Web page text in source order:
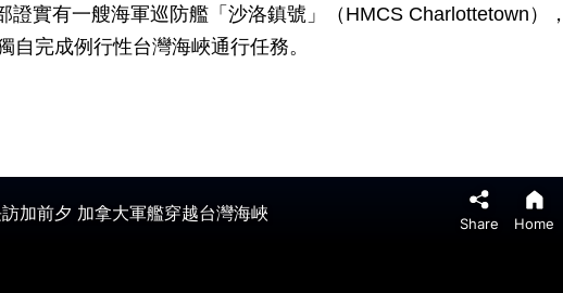
證實有一艘海軍巡防艦「沙洛鎮號」（HMCS Charlottetown），
自完成例行性台灣海峽通行任務。